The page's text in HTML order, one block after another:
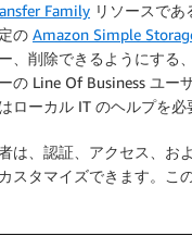
Family リソースで
の Amazon Simple
、削除できるようにす
の Line Of Business ユ
ローカル IT のヘルプを
は、認証、アクセス、お
スタマイズできます。